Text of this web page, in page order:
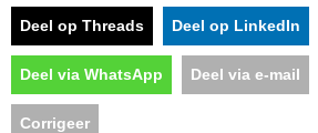
Deel op Threads Deel op LinkedIn
Deel via WhatsApp Deel via e-mail
Corrigeer